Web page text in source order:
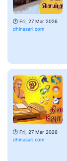
🕑 Fri, 27 Mar 2026
dhinasari.com
🕑 Fri, 27 Mar 2026
dhinasari.com